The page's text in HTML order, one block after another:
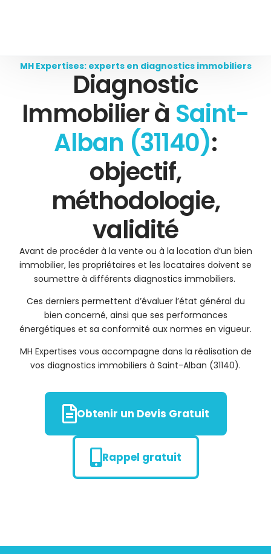
MH Expertises: experts en diagnostics immobiliers
Diagnostic
Immobilier à Saint-
Alban (31140):
objectif,
méthodologie,
validité
Avant de procéder à la vente ou à la location d’un bien
immobilier, les propriétaires et les locataires doivent se
soumettre à différents diagnostics immobiliers.
Ces derniers permettent d’évaluer l’état général du
bien concerné, ainsi que ses performances
énergétiques et sa conformité aux normes en vigueur.
MH Expertises vous accompagne dans la réalisation de
vos diagnostics immobiliers à Saint-Alban (31140).
Obtenir un Devis Gratuit
Rappel gratuit